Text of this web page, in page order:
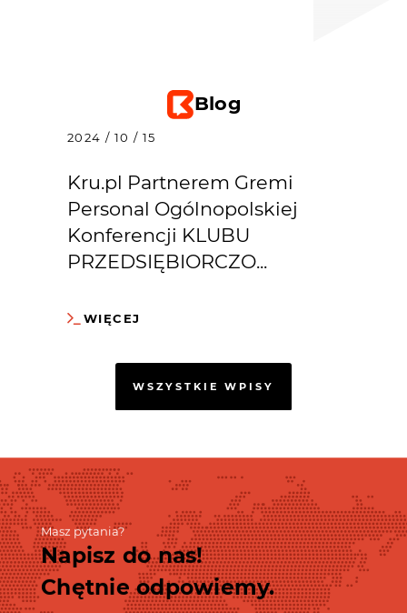
Blog
2024 / 10 / 15
Kru.pl Partnerem Gremi
Personal Ogólnopolskiej
Konferencji KLUBU
PRZEDSIĘBIORCZO...
WIĘCEJ
WSZYSTKIE WPISY
Masz pytania?
Napisz do nas!
Chętnie odpowiemy.